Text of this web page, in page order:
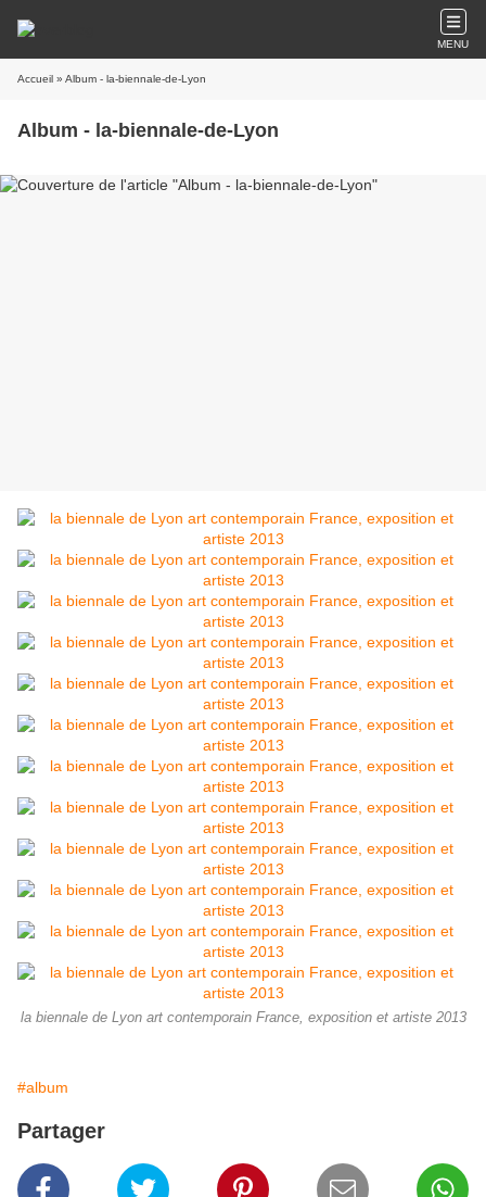
MENU
Accueil » Album - la-biennale-de-Lyon
Album - la-biennale-de-Lyon
la biennale de Lyon art contemporain France, exposition et artiste 2013
#album
Partager